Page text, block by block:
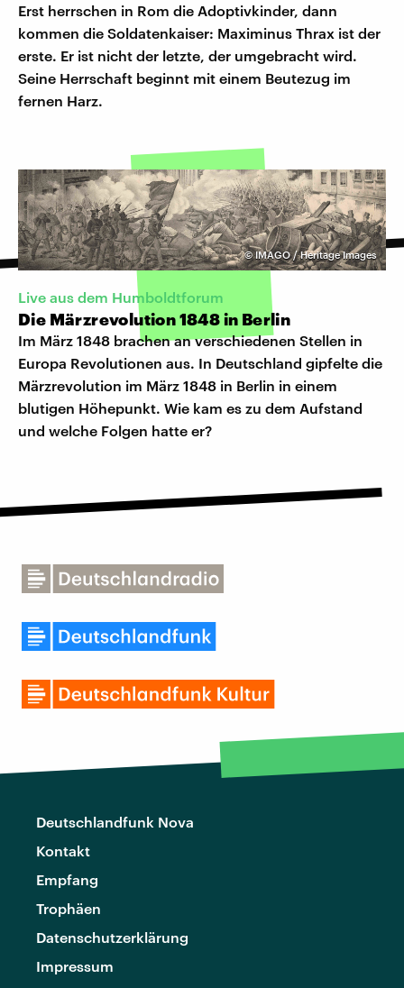
Erst herrschen in Rom die Adoptivkinder, dann
kommen die Soldatenkaiser: Maximinus Thrax ist der
erste. Er ist nicht der letzte, der umgebracht wird.
Seine Herrschaft beginnt mit einem Beutezug im
fernen Harz.
©IMAGO / Heritage Images
Live aus dem Humboldtforum
Die Märzrevolution 1848 in Berlin
Im März 1848 brachen an verschiedenen Stellen in
Europa Revolutionen aus. In Deutschland gipfelte die
Märzrevolution im März 1848 in Berlin in einem
blutigen Höhepunkt. Wie kam es zu dem Aufstand
und welche Folgen hatte er?
Deutschlandfunk Nova
Kontakt
Empfang
Trophäen
Datenschutzerklärung
Impressum